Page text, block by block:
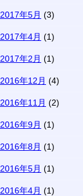
2017年5月 (3)
2017年4月 (1)
2017年2月 (1)
2016年12月 (4)
2016年11月 (2)
2016年9月 (1)
2016年8月 (1)
2016年5月 (1)
2016年4月 (1)